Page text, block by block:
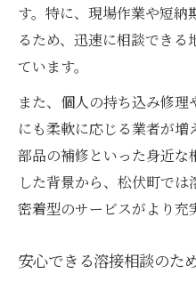
現場目線で溶接
溶接相談の進め
溶接相談時の現
よう
現場が納得する
溶接トラブルの相談
溶接トラブル発
す。特に、現場作業や短
るため、迅速に相談でき
ています。
また、個人の持ち込み修
にも柔軟に応じる業者が
部品の補修といった身近な
した背景から、松伏町で
密着型のサービスがより充
安心できる溶接相談のた